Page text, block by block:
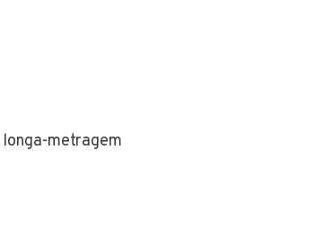
metragem